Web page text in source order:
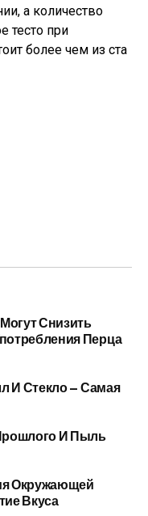
а количество
тесто при
более чем из ста
Снизить
Перца
И Стекло — Самая
И Пыль
Окружающей
Вкуса